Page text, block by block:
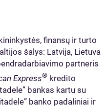
finansų ir turto
šalys: Latvija, Lietuva
partneris
Express® kredito
bankas kartu su
banko padaliniai ir